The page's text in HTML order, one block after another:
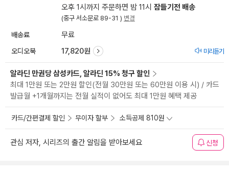
오후 1시까지 주문하면 밤 11시 잠들기전 배송
(중구 서소문로 89-31 ) 변경
배송료 무료
오디오북 17,820원 미리듣기
알라딘 만권당 삼성카드, 알라딘 15% 청구 할인
최대 1만원 또는 2만원 할인(전월 30만원 또는 60만원 이용 시) / 카드
발급월 +1개월까지는 전월 실적이 없어도 최대 1만원 혜택 제공
카드/간편결제 할인 무이자 할부 소득공제 810원
관심 저자, 시리즈의 출간 알림을 받아보세요 신청